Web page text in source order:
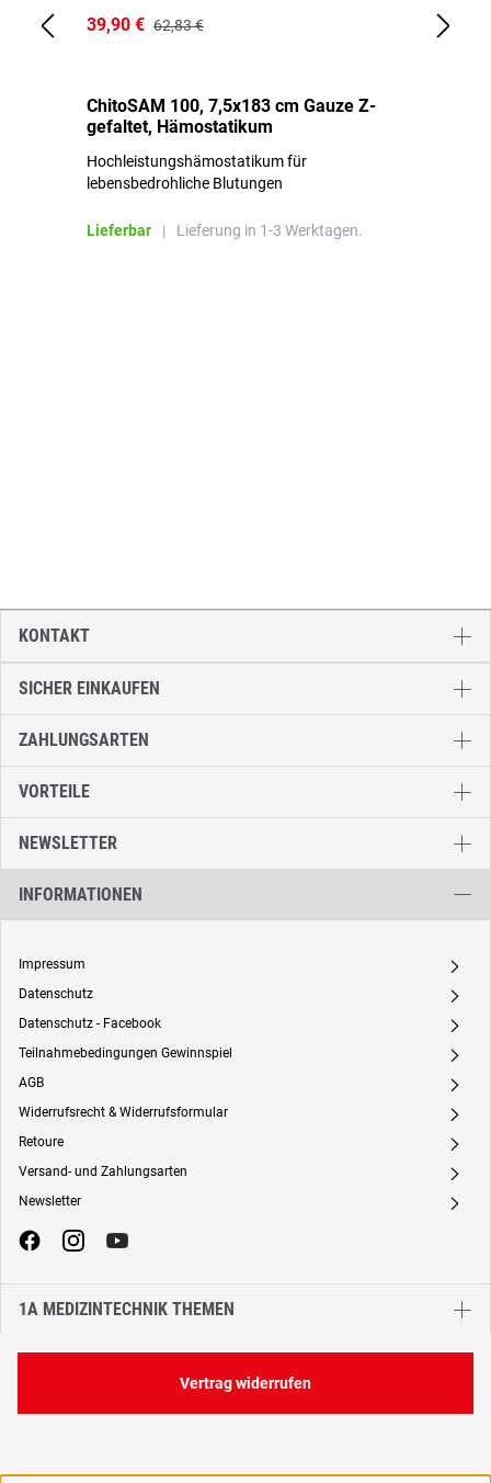
39,90 € 62,83 €
ChitoSAM 100, 7,5x183 cm Gauze Z-
gefaltet, Hämostatikum
Hochleistungshämostatikum für
lebensbedrohliche Blutungen
Lieferbar | Lieferung in 1-3 Werktagen.
SICHER EINKAUFEN
ZAHLUNGSARTEN
VORTEILE
NEWSLETTER
INFORMATIONEN
Impressum A
Datenschutz A
Datenschutz - Facebook A
Teilnahmebedingungen Gewinnspiel A
AGB A
Widerrufsrecht & Widerrufsformular A
Retoure A
Versand- und Zahlungsarten A
Newsletter A
1A MEDIZINTECHNIK THEMEN
KONTAKT
Vertrag widerrufen